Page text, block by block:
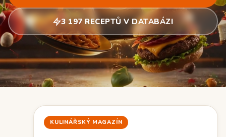
3 197 RECEPTŮ V DATABÁZI
KULINÁŘSKÝ MAGAZÍN